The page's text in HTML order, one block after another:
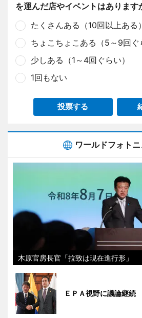
を運んだ店やイベントはあります
たくさんある（10回以上ある）
ちょこちょこある（5～9回ぐ
少しある（1～4回ぐらい）
1回もない
投票する
ワールドフォト
木原官房長官「拉致は現在進行形」
ＥＰＡ視野に議論継続